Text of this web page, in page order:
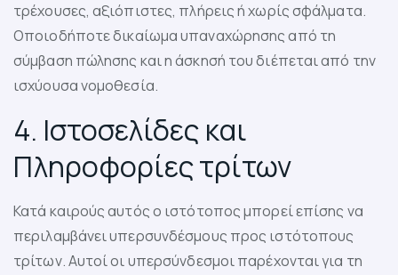
τρέχουσες, αξιόπιστες, πλήρεις ή χωρίς σφάλματα.
Οποιοδήποτε δικαίωμα υπαναχώρησης από τη
σύμβαση πώλησης και η άσκησή του διέπεται από την
ισχύουσα νομοθεσία.
4. Ιστοσελίδες και
Πληροφορίες τρίτων
Κατά καιρούς αυτός ο ιστότοπος μπορεί επίσης να
περιλαμβάνει υπερσυνδέσμους προς ιστότοπους
τρίτων. Αυτοί οι υπερσύνδεσμοι παρέχονται για τη